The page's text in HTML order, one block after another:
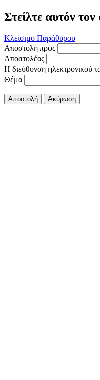
Στείλτε αυτόν
Κλείσιμο Παράθυρου
Αποστολή προς
Αποστολέας
Η διεύθυνση ηλεκτρονικού
Θέμα
Αποστολή Ακύρωση